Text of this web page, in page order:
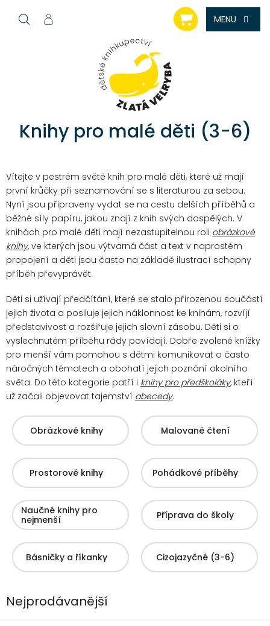
NÁKUPNÍ
KOŠÍK
Knihy pro malé děti (3-6)
Vítejte v pestrém světě knih pro malé děti, které už mají
první krůčky při seznamování se s literaturou za sebou.
Nyní jsou připraveny vydat se na cestu delších příběhů a
běžné síly papíru, jakou znají z knih svých dospělých. V
knihách pro malé děti mají nezastupitelnou roli obrázkové
knihy, ve kterých jsou výtvarná část a text v naprostém
propojení a děti jsou často na základě ilustrací schopny
příběh převyprávět.
Děti si užívají předčítání, které se stalo přirozenou součástí
jejich života a posiluje jejich náklonnost ke knihám, rozvíjí
představivost a rozšiřuje jejich slovní zásobu. Děti si o
vyslechnutém příběhu rády povídají. Dobře zvolené knížky
pro menší vám pomohou s dětmi komunikovat o často
náročných tématech a obohatí jejich poznání okolního
světa. Do této kategorie patří i knihy pro předškoláky, kteří
už začali objevovat tajemství abecedy.
Obrázkové knihy Malované čtení
Prostorové knihy Pohádkové příběhy
Naučné knihy pro
nejmenší
Příprava do školy
Básničky a říkanky Cizojazyčné (3-6)
Nejprodávanější